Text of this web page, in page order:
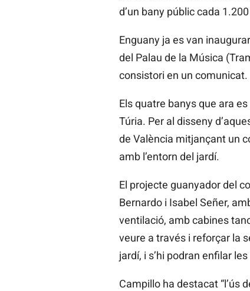
d’un bany públic cada
Enguany ja es van
del Palau de la Música
consistori en un comunicat.
Els quatre banys que ara
Túria. Per al disseny
de València mitjançant un
amb l’entorn del jardí.
El projecte guanyador del
Bernardo i Isabel Señer,
ventilació, amb cabines
veure a través i reforçar la
jardí, i s’hi podran enfilar
Campillo ha destacat “l’ús